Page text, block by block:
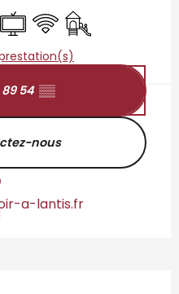
Télévision
WiFi Jeux pour
54 ▒▒
nous
a-lantis.fr